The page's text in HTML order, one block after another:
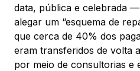
data, pública e celebrada
alegar um “esquema de
que cerca de 40% dos
eram transferidos de volta
por meio de consultorias e